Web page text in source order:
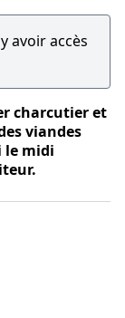
avoir accès
charcutier et
viandes
le midi